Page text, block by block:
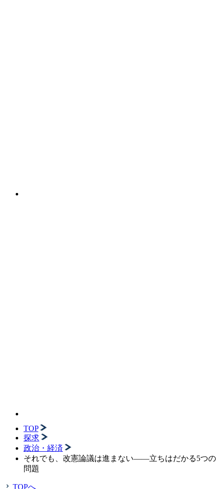
TOP
探求
政治・経済
それでも、改憲論議は進まない――立ちはだかる5つの
問題
TOPへ